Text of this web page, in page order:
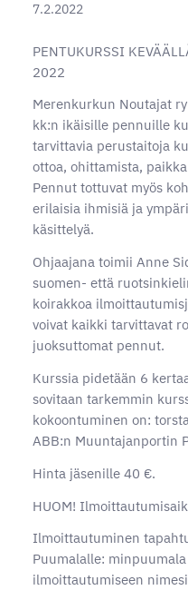
7.2.2022
PENTUKURSSI
2022
Merenkurkun Noutajat
kk:n ikäisille pennuille
tarvittavia perustaitoja
ottoa, ohittamista,
Pennut tottuvat myös
erilaisia ihmisiä ja
käsittelyä.
Ohjaajana toimii Anne
suomen- että
koirakkoa
voivat kaikki tarvittavat
juoksuttomat pennut.
Kurssia pidetään 6
sovitaan tarkemmin
kokoontuminen on:
ABB:n Muuntajanportin
Hinta jäsenille 40 €.
HUOM!
Ilmoittautuminen
Puumalalle:
ilmoittautumiseen